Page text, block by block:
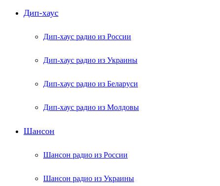
Дип-хаус
Дип-хаус радио из России
Дип-хаус радио из Украины
Дип-хаус радио из Беларуси
Дип-хаус радио из Молдовы
Шансон
Шансон радио из России
Шансон радио из Украины